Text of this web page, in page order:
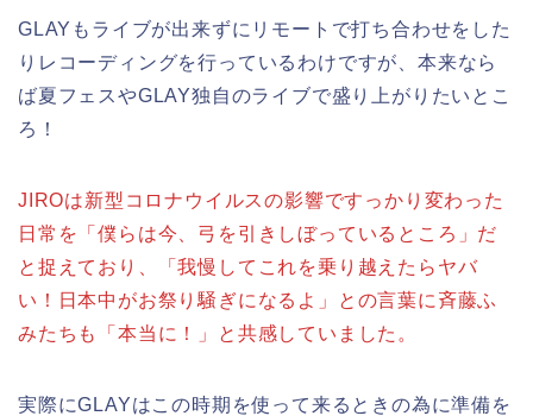
GLAYもライブが出来ずにリモートで打ち合わせをした
りレコーディングを行っているわけですが、本来なら
ば夏フェスやGLAY独自のライブで盛り上がりたいとこ
ろ！
JIROは新型コロナウイルスの影響ですっかり変わった
日常を「僕らは今、弓を引きしぼっているところ」だ
と捉えており、「我慢してこれを乗り越えたらヤバ
い！日本中がお祭り騒ぎになるよ」との言葉に斉藤ふ
みたちも「本当に！」と共感していました。
実際にGLAYはこの時期を使って来るときの為に準備を